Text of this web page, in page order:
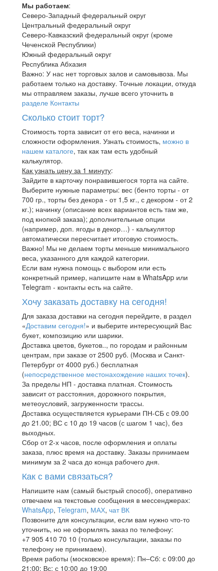
Мы работаем:
Северо-Западный федеральный округ
Центральный федеральный округ
Северо-Кавказский федеральный округ (кроме
Чеченской Республики)
Южный федеральный округ
Республика Абхазия
Важно: У нас нет торговых залов и самовывоза. Мы
работаем только на доставку. Точные локации, откуда
мы отправляем заказы, лучше всего уточнить в
разделе Контакты
Сколько стоит торт?
Стоимость торта зависит от его веса, начинки и
сложности оформления. Узнать стоимость, можно в
нашем каталоге, так как там есть удобный
калькулятор.
Как узнать цену за 1 минуту:
Зайдите в карточку понравившегося торта на сайте.
Выберите нужные параметры: вес (бенто торты - от
700 гр., торты без декора - от 1,5 кг., с декором - от 2
кг.); начинку (описание всех вариантов есть там же,
под кнопкой заказа); дополнительные опции
(например, доп. ягоды в декор…) - калькулятор
автоматически пересчитает итоговую стоимость.
Важно! Мы не делаем торты меньше минимального
веса, указанного для каждой категории.
Если вам нужна помощь с выбором или есть
конкретный пример, напишите нам в WhatsApp или
Telegram - контакты есть на сайте.
Хочу заказать доставку на сегодня!
Для заказа доставки на сегодня перейдите, в раздел
«Доставим сегодня!» и выберите интересующий Вас
букет, композицию или шарики.
Доставка цветов, букетов.., по городам и районным
центрам, при заказе от 2500 руб. (Москва и Санкт-
Петербург от 4000 руб.) бесплатная
(непосредственное местонахождение наших точек).
За пределы НП - доставка платная. Стоимость
зависит от расстояния, дорожного покрытия,
метеоусловий, загруженности трассы.
Доставка осуществляется курьерами ПН-СБ с 09.00
до 21.00; ВС с 10 до 19 часов (с шагом 1 час), без
выходных.
Сбор от 2-х часов, после оформления и оплаты
заказа, плюс время на доставку. Заказы принимаем
минимум за 2 часа до конца рабочего дня.
Как с вами связаться?
Напишите нам (самый быстрый способ), оперативно
отвечаем на текстовые сообщения в мессенджерах:
WhatsApp, Telegram, МАХ, чат ВК
Позвоните для консультации, если вам нужно что-то
уточнить, но не оформлять заказ по телефону:
+7 905 410 70 10 (только консультации, заказы по
телефону не принимаем).
Время работы (московское время): Пн–Сб: с 09:00 до
21:00; Вс: с 10:00 до 19:00